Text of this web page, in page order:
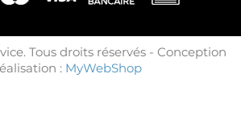
Tous droits réservés - Conception
: MyWebShop